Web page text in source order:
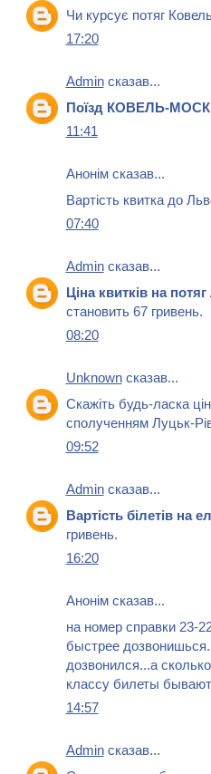
Чи курсує потяг
17:20
Adminсказав...
Поїзд КОВЕЛЬ-
11:41
Анонім сказав...
Вартість квитка до
07:40
Adminсказав...
Ціна квитків на
становить 67 гривень.
08:20
Unknownсказав...
Скажіть будь-ласка
сполученням Луцьк-
09:52
Adminсказав...
Вартість білетів на
гривень.
16:20
Анонім сказав...
на номер справки 23-
быстрее
дозвонился...а
классу билеты
14:57
Adminсказав...